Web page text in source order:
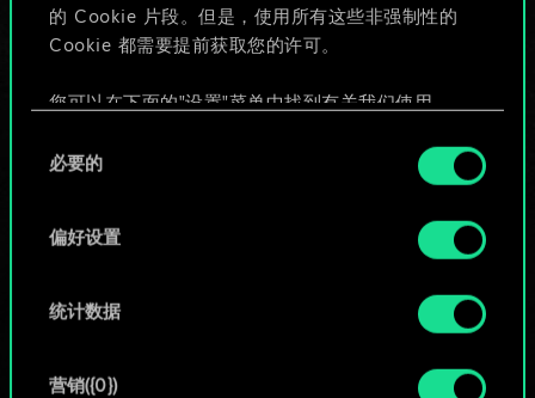
的 Cookie 片段。但是，使用所有这些非强制性的
Cookie 都需要提前获取您的许可。
您可以在下面的"设置"菜单中找到有关我们使用
好。一旦您了解了其中的内容并准备好继续，请点
必要的
偏好设置
统计数据
营销({0})
给牌组命名并撰写攻略